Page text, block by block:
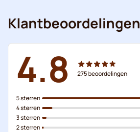
Klantbeoordelingen
4.8 275beoordelingen
5 sterren
4 sterren
3 sterren
2 sterren